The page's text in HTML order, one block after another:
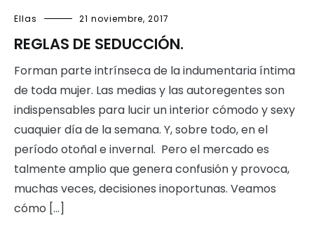
Ellas 21 noviembre, 2017
REGLAS DE SEDUCCIÓN.
Forman parte intrínseca de la indumentaria íntima
de toda mujer. Las medias y las autoregentes son
indispensables para lucir un interior cómodo y sexy
cuaquier día de la semana. Y, sobre todo, en el
período otoñal e invernal. Pero el mercado es
talmente amplio que genera confusión y provoca,
muchas veces, decisiones inoportunas. Veamos
cómo […]